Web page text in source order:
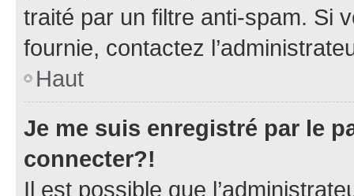
traité par un filtre anti-spam. Si
fournie, contactez
Haut
Je me suis enregistré par le
connecter?!
Il est possible que